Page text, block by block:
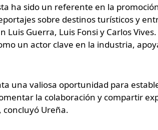
ha sido un referente en la
sobre destinos turísticos y
Luis Guerra, Luis Fonsi y Carlos
un actor clave en la industria,
una valiosa oportunidad para
la colaboración y compartir
concluyó Ureña.